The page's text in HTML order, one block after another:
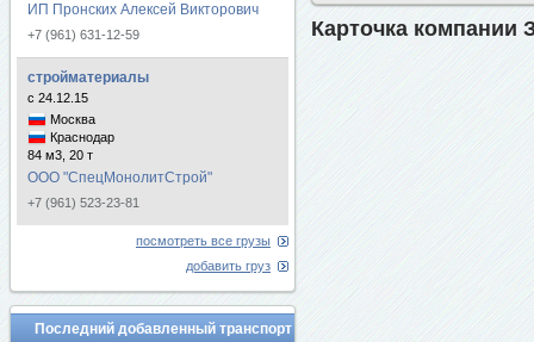
ИП Пронских Алексей Викторович
+7 (961) 631-12-59
стройматериалы
с 24.12.15
Москва
Краснодар
84 м3, 20 т
ООО "СпецМонолитСтрой"
+7 (961) 523-23-81
посмотреть все грузы
добавить груз
Последний добавленный транспорт
Карточка